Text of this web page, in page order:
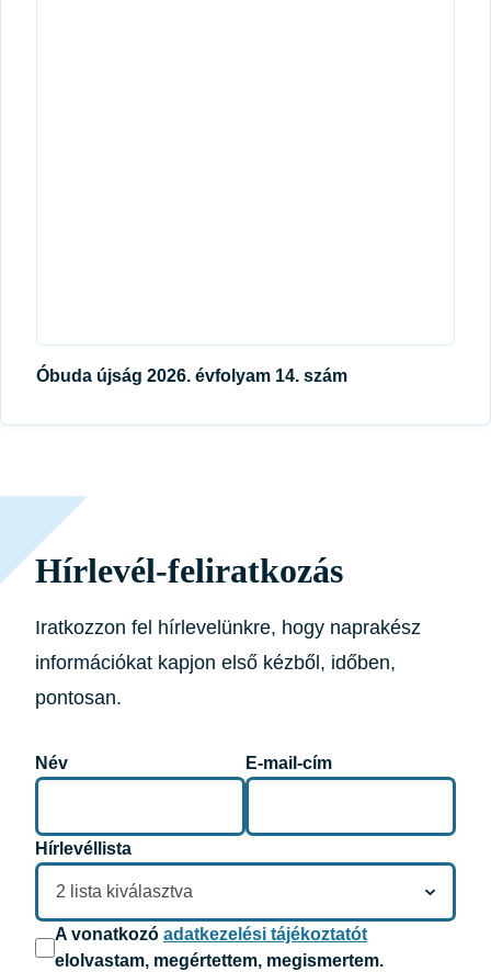
Óbuda újság 2026. évfolyam 14. szám
Hírlevél-feliratkozás
Iratkozzon fel hírlevelünkre, hogy naprakész
információkat kapjon első kézből, időben,
pontosan.
Név E-mail-cím
Hírlevéllista
Hírlevél lista
2 lista kiválasztva
A vonatkozó adatkezelési tájékoztatót
elolvastam, megértettem, megismertem.